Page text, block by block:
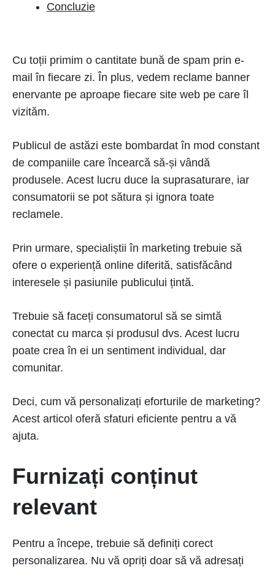
Concluzie
Cu toții primim o cantitate bună de spam prin e-
mail în fiecare zi. În plus, vedem reclame banner
enervante pe aproape fiecare site web pe care îl
vizităm.
Publicul de astăzi este bombardat în mod constant
de companiile care încearcă să-și vândă
produsele. Acest lucru duce la suprasaturare, iar
consumatorii se pot sătura și ignora toate
reclamele.
Prin urmare, specialiștii în marketing trebuie să
ofere o experiență online diferită, satisfăcând
interesele și pasiunile publicului țintă.
Trebuie să faceți consumatorul să se simtă
conectat cu marca și produsul dvs. Acest lucru
poate crea în ei un sentiment individual, dar
comunitar.
Deci, cum vă personalizați eforturile de marketing?
Acest articol oferă sfaturi eficiente pentru a vă
ajuta.
Furnizați conținut
relevant
Pentru a începe, trebuie să definiți corect
personalizarea. Nu vă opriți doar să vă adresați